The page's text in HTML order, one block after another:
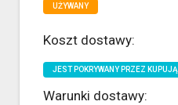
UŻYWANY
Koszt dostawy:
JEST POKRYWANY PRZEZ
Warunki dostawy: